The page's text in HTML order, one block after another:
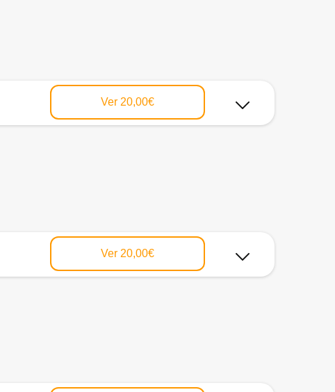
Ver 20,00€
Ver 20,00€